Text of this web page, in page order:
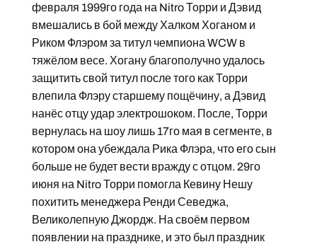
февраля 1999го года на Nitro Торри и Дэвид
вмешались в бой между Халком Хоганом и
Риком Флэром за титул чемпиона WCW в
тяжёлом весе. Хогану благополучно удалось
защитить свой титул после того как Торри
влепила Флэру старшему пощёчину, а Дэвид
нанёс отцу удар электрошоком. После, Торри
вернулась на шоу лишь 17го мая в сегменте, в
котором она убеждала Рика Флэра, что его сын
больше не будет вести вражду с отцом. 29го
июня на Nitro Торри помогла Кевину Нешу
похитить менеджера Ренди Севеджа,
Великолепную Джордж. На своём первом
появлении на празднике, и это был праздник